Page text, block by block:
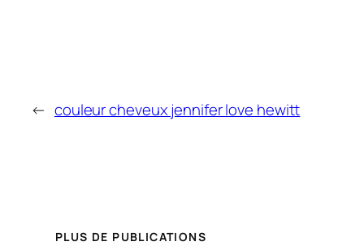
← couleur cheveux jennifer love hewitt
PLUS DE PUBLICATIONS